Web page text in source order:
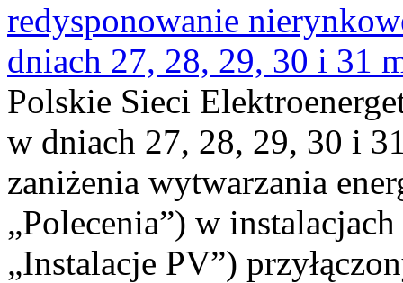
redysponowanie
dniach 27, 28, 29, 30 i 31
Polskie Sieci
w dniach 27, 28, 29, 30 i
zaniżenia wytwarzania
„Polecenia”) w
„Instalacje PV”)